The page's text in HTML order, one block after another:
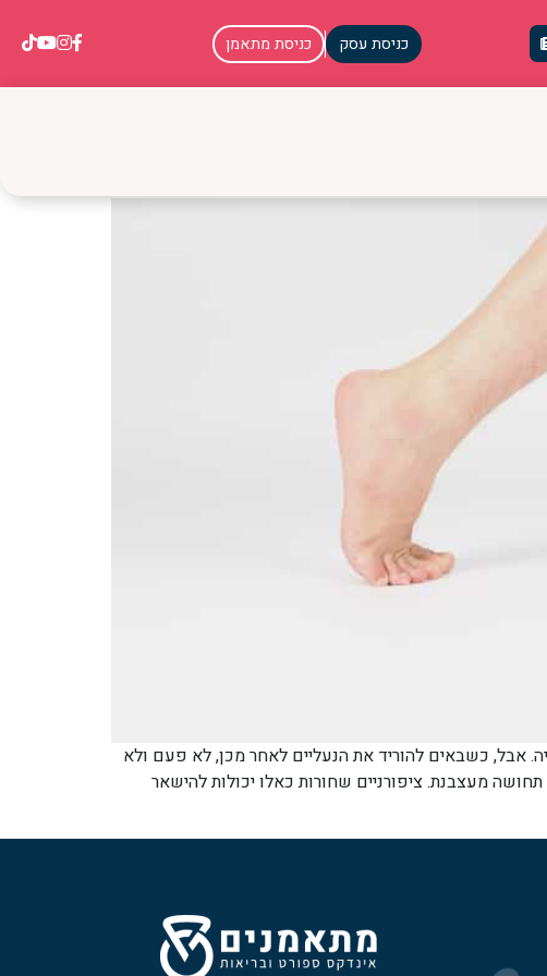
כניסת עסק כניסת מתאמן
אבל, כשבאים להוריד את הנעליים לאחר מכן, לא פעם ולא
מעצבנת. ציפורניים שחורות כאלו יכולות להישאר